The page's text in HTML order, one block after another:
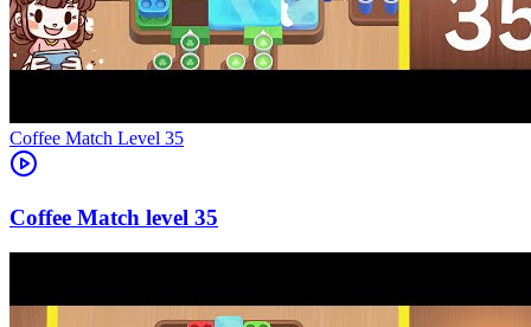
Level 35
35